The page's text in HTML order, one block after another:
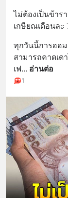
ไม่ต้องเป็นข้าร
เกษียณเดือนละ
ทุกวันนี้การออม
สามารถคาดเด
เฟ... อ่านต่อ
1